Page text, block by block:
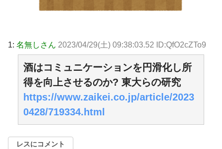
1: 名無しさん 2023/04/29(土) 09:38:03.52 ID:QfO2cZTo9
酒はコミュニケーションを円滑化し所
得を向上させるのか? 東大らの研究
https://www.zaikei.co.jp/article/2023
0428/719334.html
レスにコメント